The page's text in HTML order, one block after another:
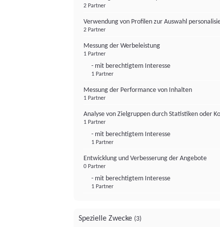
2 Partner
Verwendung von Profilen zur Auswahl
2 Partner
Messung der Werbeleistung
1 Partner
- mit berechtigtem Interesse
1 Partner
Messung der Performance von Inhalten
1 Partner
Analyse von Zielgruppen durch Statistiken oder
1 Partner
- mit berechtigtem Interesse
1 Partner
Entwicklung und Verbesserung der Angebote
0 Partner
- mit berechtigtem Interesse
1 Partner
Spezielle Zwecke (3)